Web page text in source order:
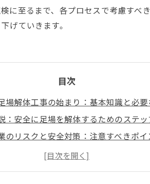
に至るまで、各プロセスで考慮すべ
げていきます。
目次
場解体工事の始まり：基本知識と必
：安全に足場を解体するためのステッ
のリスクと安全対策：注意すべきポイ
り扱い：安全な操作方法とは？
チェックリスト：何を確認するべきか